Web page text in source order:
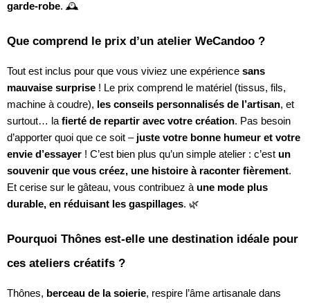
garde-robe. 🕰️
Que comprend le prix d’un atelier WeCandoo ?
Tout est inclus pour que vous viviez une expérience sans
mauvaise surprise ! Le prix comprend le matériel (tissus, fils,
machine à coudre), les conseils personnalisés de l’artisan, et
surtout… la fierté de repartir avec votre création. Pas besoin
d’apporter quoi que ce soit – juste votre bonne humeur et votre
envie d’essayer ! C’est bien plus qu’un simple atelier : c’est un
souvenir que vous créez, une histoire à raconter fièrement.
Et cerise sur le gâteau, vous contribuez à une mode plus
durable, en réduisant les gaspillages. 🌿
Pourquoi Thônes est-elle une destination idéale pour
ces ateliers créatifs ?
Thônes, berceau de la soierie, respire l’âme artisanale dans